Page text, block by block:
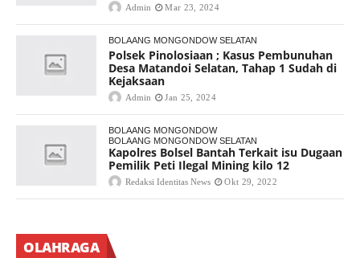
Admin Mar 23, 2024
BOLAANG MONGONDOW SELATAN
Polsek Pinolosiaan ; Kasus Pembunuhan
Desa Matandoi Selatan, Tahap 1 Sudah di
Kejaksaan
Admin Jan 25, 2024
BOLAANG MONGONDOW
BOLAANG MONGONDOW SELATAN
Kapolres Bolsel Bantah Terkait isu Dugaan
Pemilik Peti Ilegal Mining kilo 12
Redaksi Identitas News Okt 29, 2022
OLAHRAGA